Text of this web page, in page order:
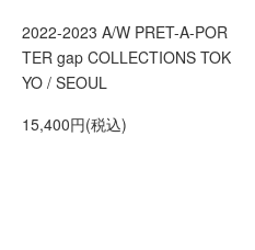
2022-2023 A/W PRET-A-POR
TER gap COLLECTIONS TOK
YO / SEOUL
15,400円(税込)